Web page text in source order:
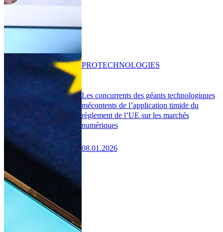
Les concurrents des géants technologiques
mécontents de l’application timide du
règlement de l’UE sur les marchés
numériques
08.01.2026
PROTECHNOLOGIES